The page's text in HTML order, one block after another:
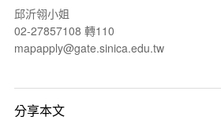
邱沂翎小姐
02-27857108 轉110
mapapply@gate.sinica.edu.tw
分享本文